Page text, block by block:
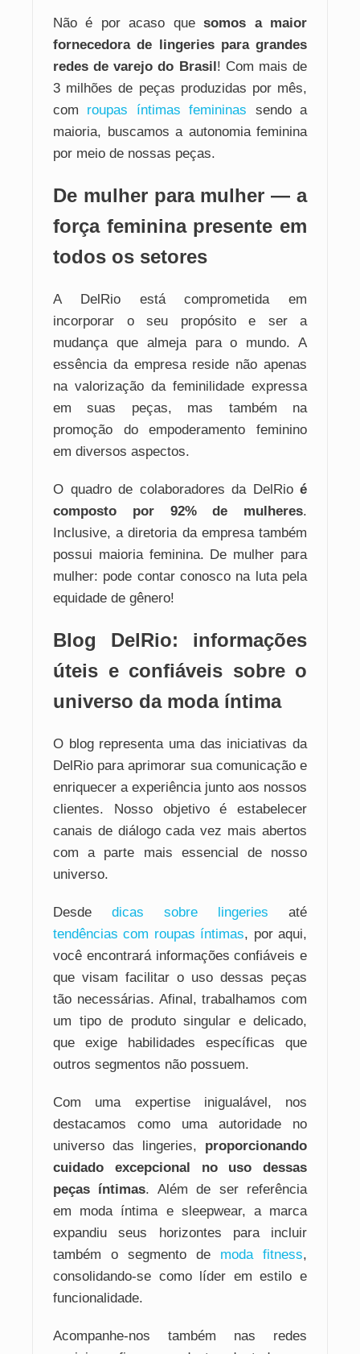
Não é por acaso quesomos a maior
fornecedora de lingeries para grandes
redes de varejo do Brasil! Com mais de
3 milhões de peças produzidas por mês,
com roupas íntimas femininas sendo a
maioria, buscamos a autonomia feminina
por meio de nossas peças.
De mulher para mulher — a
força feminina presente em
todos os setores
A DelRio está comprometida em
incorporar o seu propósito e ser a
mudança que almeja para o mundo. A
essência da empresa reside não apenas
na valorização da feminilidade expressa
em suas peças, mas também na
promoção do empoderamento feminino
em diversos aspectos.
O quadro de colaboradores da DelRioé
composto por 92% de mulheres.
Inclusive, a diretoria da empresa também
possui maioria feminina. De mulher para
mulher: pode contar conosco na luta pela
equidade de gênero!
Blog DelRio: informações
úteis e confiáveis sobre o
universo da moda íntima
O blog representa uma das iniciativas da
DelRio para aprimorar sua comunicação e
enriquecer a experiência junto aos nossos
clientes. Nosso objetivo é estabelecer
canais de diálogo cada vez mais abertos
com a parte mais essencial de nosso
universo.
Desde dicas sobre lingeries até
tendências com roupas íntimas, por aqui,
você encontrará informações confiáveis e
que visam facilitar o uso dessas peças
tão necessárias. Afinal, trabalhamos com
um tipo de produto singular e delicado,
que exige habilidades específicas que
outros segmentos não possuem.
Com uma expertise inigualável, nos
destacamos como uma autoridade no
universo das lingeries, proporcionando
cuidado excepcional no uso dessas
peças íntimas. Além de ser referência
em moda íntima e sleepwear, a marca
expandiu seus horizontes para incluir
também o segmento de moda fitness,
consolidando-se como líder em estilo e
funcionalidade.
Acompanhe-nos também nas redes